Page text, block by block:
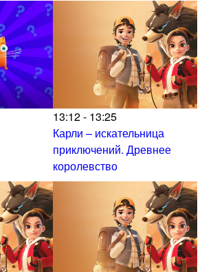
13:12 - 13:25
Карли – искательница
приключений. Древнее
королевство